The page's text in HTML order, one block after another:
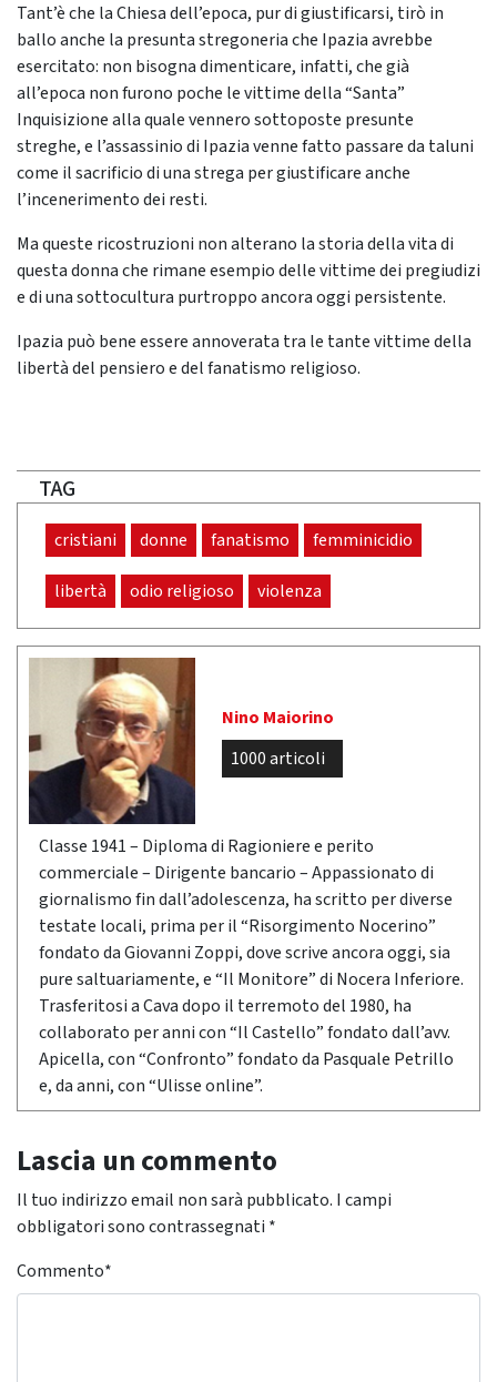
Tant’è che la Chiesa dell’epoca, pur di giustificarsi, tirò in
ballo anche la presunta stregoneria che Ipazia avrebbe
esercitato: non bisogna dimenticare, infatti, che già
all’epoca non furono poche le vittime della “Santa”
Inquisizione alla quale vennero sottoposte presunte
streghe, e l’assassinio di Ipazia venne fatto passare da taluni
come il sacrificio di una strega per giustificare anche
l’incenerimento dei resti.
Ma queste ricostruzioni non alterano la storia della vita di
questa donna che rimane esempio delle vittime dei pregiudizi
e di una sottocultura purtroppo ancora oggi persistente.
Ipazia può bene essere annoverata tra le tante vittime della
libertà del pensiero e del fanatismo religioso.
TAG
cristiani donne fanatismo femminicidio
libertà odio religioso violenza
Nino Maiorino
1000 articoli
Classe 1941 – Diploma di Ragioniere e perito
commerciale – Dirigente bancario – Appassionato di
giornalismo fin dall’adolescenza, ha scritto per diverse
testate locali, prima per il “Risorgimento Nocerino”
fondato da Giovanni Zoppi, dove scrive ancora oggi, sia
pure saltuariamente, e “Il Monitore” di Nocera Inferiore.
Trasferitosi a Cava dopo il terremoto del 1980, ha
collaborato per anni con “Il Castello” fondato dall’avv.
Apicella, con “Confronto” fondato da Pasquale Petrillo
e, da anni, con “Ulisse online”.
Lascia un commento
Il tuo indirizzo email non sarà pubblicato. I campi
obbligatori sono contrassegnati *
Commento*